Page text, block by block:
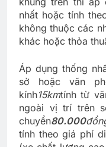
nhất hoặc tính
không thuộc các
khác hoặc thỏa
Áp dụng thống
sở hoặc văn
kính15kmtính từ
ngoài vị trí trên
chuyển80.000
tính theo giá phí